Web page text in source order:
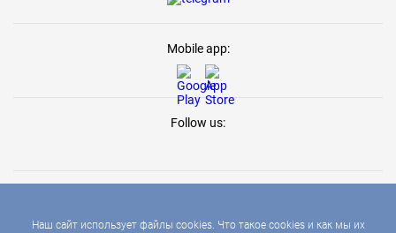
Наш сайт использует файлы cookies. Что такое cookies и как мы их
Mobile app:
Follow us: